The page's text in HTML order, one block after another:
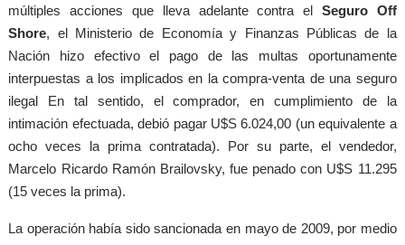
múltiples acciones que lleva adelante contra el Seguro Off
Shore, el Ministerio de Economía y Finanzas Públicas de la
Nación hizo efectivo el pago de las multas oportunamente
interpuestas a los implicados en la compra-venta de una seguro
ilegal En tal sentido, el comprador, en cumplimiento de la
intimación efectuada, debió pagar U$S 6.024,00 (un equivalente a
ocho veces la prima contratada). Por su parte, el vendedor,
Marcelo Ricardo Ramón Brailovsky, fue penado con U$S 11.295
(15 veces la prima).
La operación había sido sancionada en mayo de 2009, por medio